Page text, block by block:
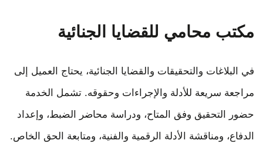
مكتب محامي للقضايا الجنائية
في البلاغات والتحقيقات والقضايا الجنائية، يحتاج العميل إلى
مراجعة سريعة للأدلة والإجراءات وحقوقه. تشمل الخدمة
حضور التحقيق وفق المتاح، ودراسة محاضر الضبط، وإعداد
الدفاع، ومناقشة الأدلة الرقمية والفنية، ومتابعة الحق الخاص.